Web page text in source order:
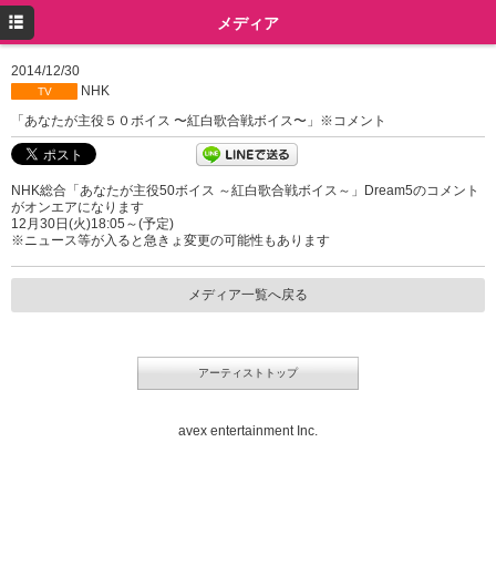
メディア
2014/12/30
TV
NHK
「あなたが主役５０ボイス 〜紅白歌合戦ボイス〜」※コメント
NHK総合「あなたが主役50ボイス ～紅白歌合戦ボイス～」Dream5のコメント
がオンエアになります
12月30日(火)18:05～(予定)
※ニュース等が入ると急きょ変更の可能性もあります
メディア一覧へ戻る
アーティストトップ
avex entertainment Inc.
プロフィール
メディア
イベント
ミュージック
グッズ